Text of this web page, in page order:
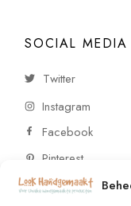
SOCIAL MEDIA
Twitter
Instagram
Facebook
Pinterest